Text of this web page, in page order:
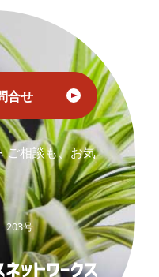
合せ
ご相談も、お気
203号